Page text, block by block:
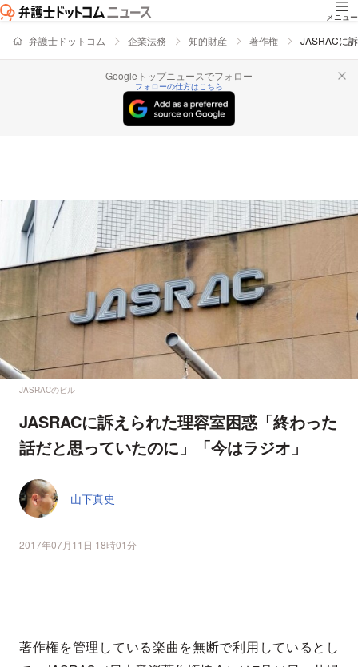
メニュー
弁護士ドットコム 企業法務 知的財産 著作権 JASRACに
Googleトップニュースでフォロー
フォローの仕方はこちら
JASRACのビル
JASRACに訴えられた理容室困惑「終わった
話だと思っていたのに」「今はラジオ」
山下真史
2017年07月11日 18時01分
著作権を管理している楽曲を無断で利用しているとし